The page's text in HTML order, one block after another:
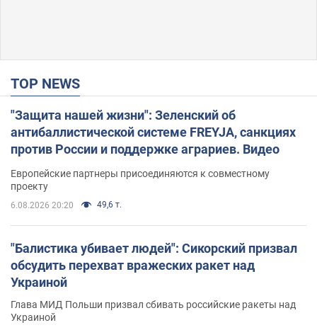
TOP NEWS
"Защита нашей жизни": Зеленский об
антибаллистической системе FREYJA, санкциях
против России и поддержке аграриев. Видео
Европейские партнеры присоединяются к совместному
проекту
6.08.2026 20:20 49,6 т.
"Балистика убивает людей": Сикорский призвал
обсудить перехват вражеских ракет над
Украиной
Глава МИД Польши призвал сбивать российские ракеты над
Украиной